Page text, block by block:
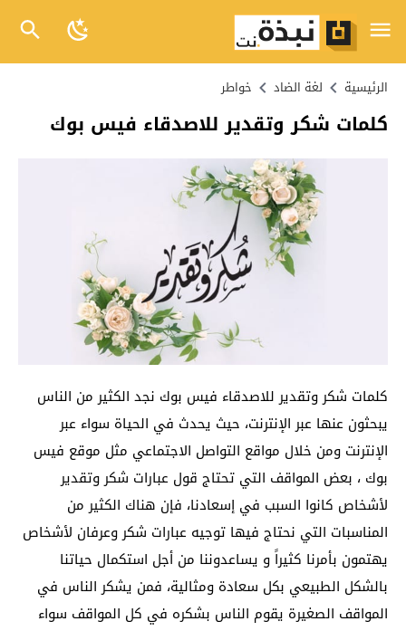
الرئيسية لغة الضاد خواطر
كلمات شكر وتقدير للاصدقاء فيس بوك
كلمات شكر وتقدير للاصدقاء فيس بوك نجد الكثير من الناس
يبحثون عنها عبر الإنترنت، حيث يحدث في الحياة سواء عبر
الإنترنت ومن خلال مواقع التواصل الاجتماعي مثل موقع فيس
بوك ، بعض المواقف التي تحتاج قول عبارات شكر وتقدير
لأشخاص كانوا السبب في إسعادنا، فإن هناك الكثير من
المناسبات التي نحتاج فيها توجيه عبارات شكر وعرفان لأشخاص
يهتمون بأمرنا كثيراً و يساعدوننا من أجل استكمال حياتنا
بالشكل الطبيعي بكل سعادة ومثالية، فمن يشكر الناس في
المواقف الصغيرة يقوم الناس بشكره في كل المواقف سواء